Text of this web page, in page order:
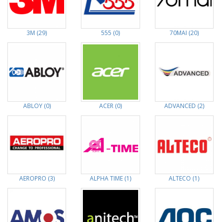
3M (29) 555 (0) 70MAI (20)
ABLOY (0) ACER (0) ADVANCED (2)
AEROPRO (3) ALPHA TIME (1) ALTECO (1)